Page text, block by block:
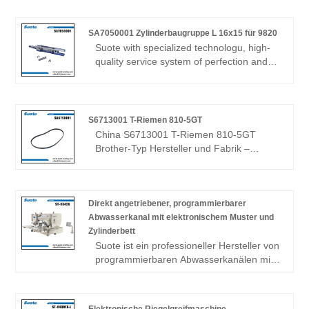
Bezirken des Lebens kommen, Geschäft
zu besichtigen, zu führen und zu
verhandeln.
SA7050001 Zylinderbaugruppe L 16x15 für 9820
Suote with specialized technologu, high-
quality service system of perfection and
Assy L 16x15 for 9820 related, I hope to
help you better understand SA7050001
Cylinder Assy L 16x15 for 9820.
S6713001 T-Riemen 810-5GT
China S6713001 T-Riemen 810-5GT
Brother-Typ Hersteller und Fabrik –
die zu Besuch kommen, Geschäfte führen
und verhandeln.
Direkt angetriebener, programmierbarer
Abwasserkanal mit elektronischem Muster und
Zylinderbett
Suote ist ein professioneller Hersteller von
programmierbaren Abwasserkanälen mit